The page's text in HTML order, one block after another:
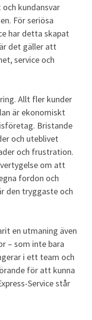
kundansvar
För seriösa
har detta skapat
det gäller att
service och
Allt fler kunder
är ekonomiskt
Bristande
och uteblivet
och frustration.
om att
fordon och
den tryggaste och
en utmaning även
– som inte bara
i ett team och
för att kunna
Service står